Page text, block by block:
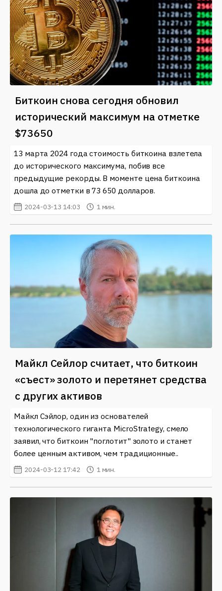
Биткоин снова сегодня обновил
исторический максимум на отметке
$73650
13 марта 2024 года стоимость биткоина взлетела
до исторического максимума, побив все
предыдущие рекорды. В моменте цена биткоина
дошла до отметки в 73 650 долларов.
2024-03-13 14:03 1 мин.
Майкл Сейлор считает, что биткоин
«съест» золото и перетянет средства
с других активов
Майкл Сэйлор, один из основателей
технологического гиганта MicroStrategy, смело
заявил, что биткоин "поглотит" золото и станет
более ценным активом, чем традиционные..
2024-03-12 17:42 1 мин.